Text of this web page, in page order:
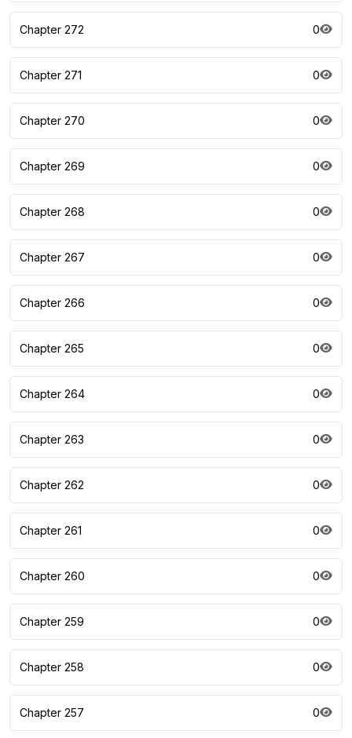
Chapter 272 0
Chapter 271 0
Chapter 270 0
Chapter 269 0
Chapter 268 0
Chapter 267 0
Chapter 266 0
Chapter 265 0
Chapter 264 0
Chapter 263 0
Chapter 262 0
Chapter 261 0
Chapter 260 0
Chapter 259 0
Chapter 258 0
Chapter 257 0